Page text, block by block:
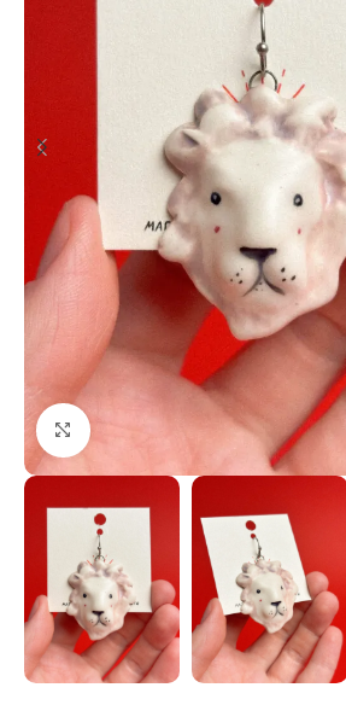
Нажмите, чтобы увеличить